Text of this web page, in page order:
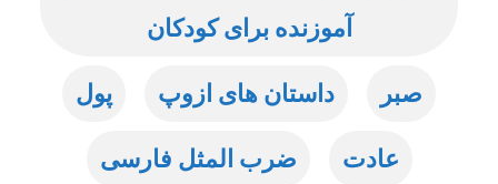
آموزنده برای کودکان
پول داستان های ازوپ صبر
ضرب المثل فارسی عادت